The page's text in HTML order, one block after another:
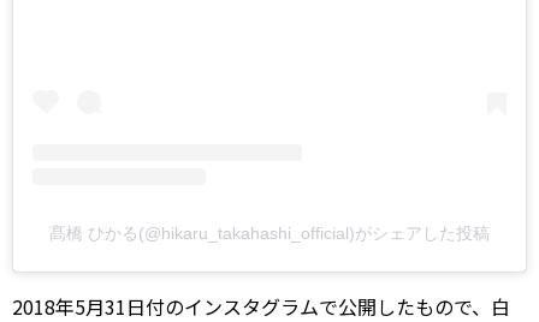
髙橋 ひかる(@hikaru_takahashi_official)がシェアした投稿
2018年5月31日付のインスタグラムで公開したもので、白